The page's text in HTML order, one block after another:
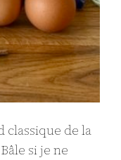
classique de la
si je ne